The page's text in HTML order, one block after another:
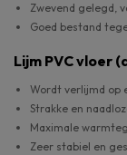
Zwevend gelegd,
Goed bestand
Lijm PVC vloer
Wordt verlijmd op
Strakke en
Maximale
Zeer stabiel en